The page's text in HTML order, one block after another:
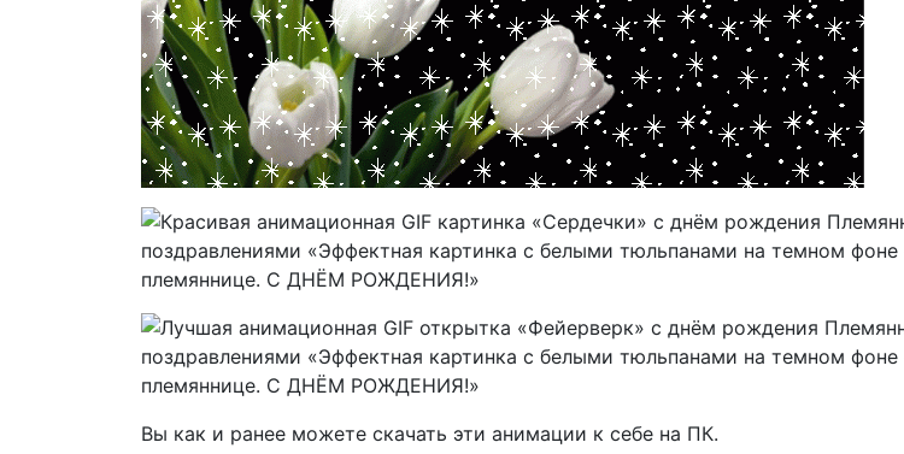
Вы как и ранее можете скачать эти анимации к себе на ПК.